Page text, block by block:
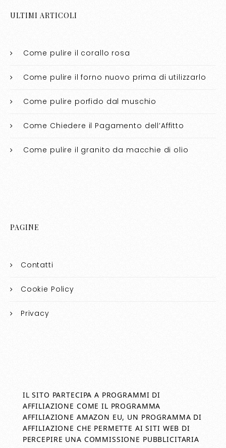
ULTIMI ARTICOLI
Come pulire il corallo rosa​​
Come pulire il forno nuovo prima di utilizzarlo​​
Come pulire porfido dal muschio​​
Come Chiedere il Pagamento dell’Affitto
Come pulire il granito da macchie di olio​​
PAGINE
Contatti
Cookie Policy
Privacy
IL SITO PARTECIPA A PROGRAMMI DI
AFFILIAZIONE COME IL PROGRAMMA
AFFILIAZIONE AMAZON EU, UN PROGRAMMA DI
AFFILIAZIONE CHE PERMETTE AI SITI WEB DI
PERCEPIRE UNA COMMISSIONE PUBBLICITARIA